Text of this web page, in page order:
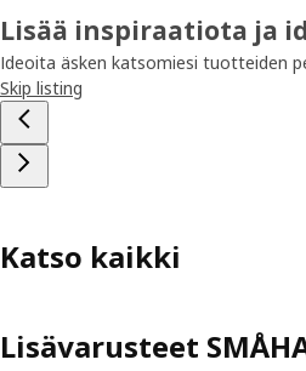
Lisää inspiraatiota ja
Ideoita äsken katsomiesi tuotteiden
Skip listing
Katso kaikki
Lisävarusteet